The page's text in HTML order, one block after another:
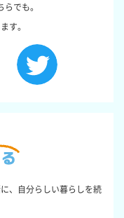
でも。
す。
、自分らしい暮らしを続